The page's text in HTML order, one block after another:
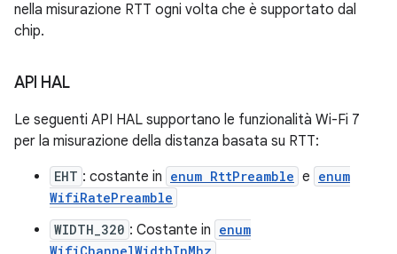
nella misurazione RTT ogni volta che è supportato dal
chip.
API HAL
Le seguenti API HAL supportano le funzionalità Wi-Fi 7
per la misurazione della distanza basata su RTT:
EHT : costante in enum RttPreamble e enum
WifiRatePreamble
WIDTH_320 : Costante in enum